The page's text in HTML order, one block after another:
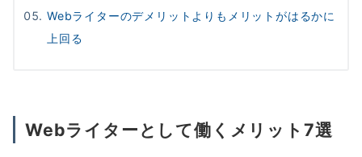
Webライターのデメリットよりもメリットがはるかに
上回る
Webライターとして働くメリット7選